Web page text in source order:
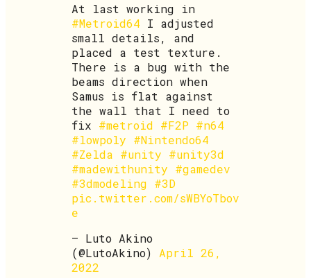
At last working in
#Metroid64 I adjusted
small details, and
placed a test texture.
There is a bug with the
beams direction when
Samus is flat against
the wall that I need to
fix #metroid #F2P #n64
#lowpoly #Nintendo64
#Zelda #unity #unity3d
#madewithunity #gamedev
#3dmodeling #3D
pic.twitter.com/sWBYoTbov
e
— Luto Akino
(@LutoAkino) April 26,
2022